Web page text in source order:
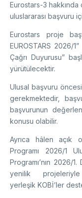
MAM
Enerji Teknolojileri
İklim ve Yaşam
Malzeme ve
BİLGEM
Bilişim
Ulusal Elektronik
Yapay Zekâ
Yazılım
İleri Teknolojiler
AR-GE Birimleri
Raylı Ulaşım
Savunma Sanayii
TEKSEB ve
Temel Bilimler
Temiz Enerji, İklim
Türkiye Sanayi
Ulusal Metroloji
Uzay Teknolojileri
AR-GE Kolaylık
Bursa Test ve
Ulusal Akademik
Haber Arşivi
Video Arşivi
Fotoğraf Arşivi
KVKK
Eurostars-3 hakkında
uluslararası başvuru
Eurostars proje
EUROSTARS 2026/
Çağrı Duyurusu”
yürütülecektir.
Ulusal başvuru
gerekmektedir,
başvurunun
konusu olabilir.
Ayrıca hâlen açık
Programı 2026/1
Programı’nın 2026/
yenilik
yerleşik KOBİ’ler